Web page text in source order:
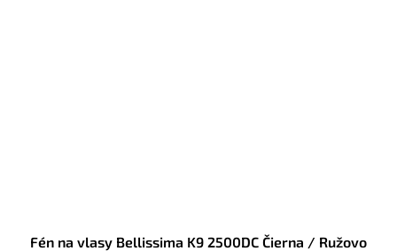
Fén na vlasy Bellissima K9 2500DC Čierna / Ružovo